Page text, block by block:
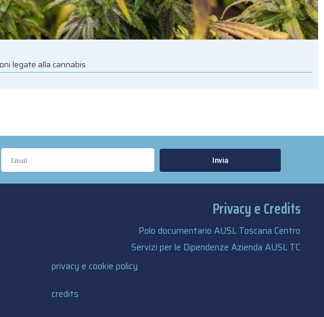
legate alla cannabis
Invia
Privacy e Credits
Polo documentario AUSL Toscana Centro
Servizi per le Dipendenze Azienda AUSL TC
privacy e cookie policy
credits